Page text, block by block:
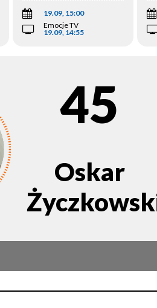
19.09, 15:00
Emocje TV
19.09, 14:55
45
Oskar